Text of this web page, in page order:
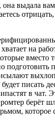
выдала
на
вместо
подготовить
писать
в чат.
берёт
которое